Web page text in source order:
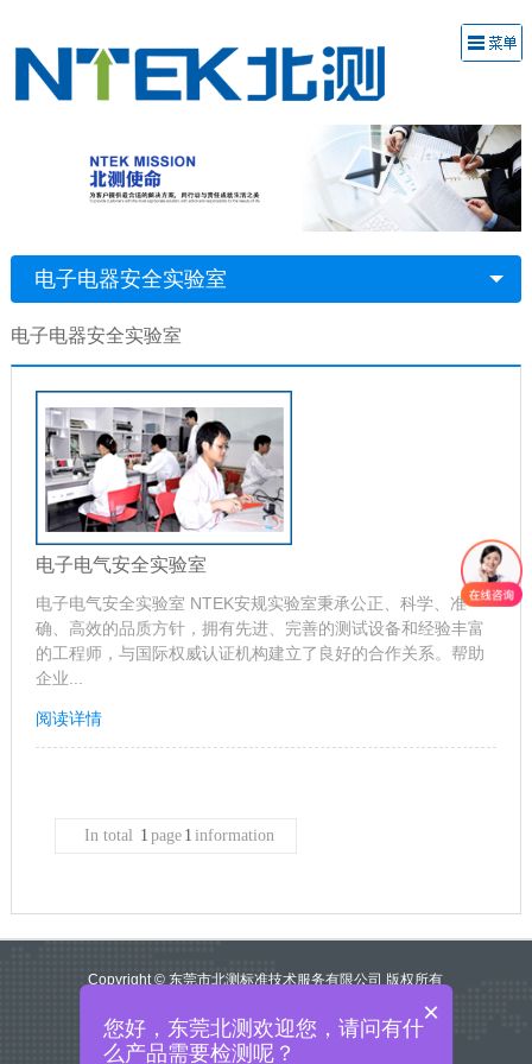
电子电器安全实验室
电子电器安全实验室
电子电气安全实验室
电子电气安全实验室 NTEK安规实验室秉承公正、科学、准
确、高效的品质方针，拥有先进、完善的测试设备和经验丰富
的工程师，与国际权威认证机构建立了良好的合作关系。帮助
企业...
阅读详情
In total 1 page 1 information
Copyright © 东莞市北测标准技术服务有限公司 版权所有
粤ICP备17102262号
×
您好，东莞北测欢迎您，请问有什
么产品需要检测呢？